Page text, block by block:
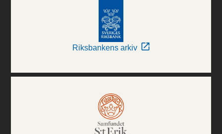
Riksbankens arkiv